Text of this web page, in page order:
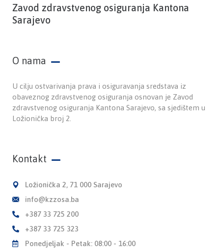
Zavod zdravstvenog osiguranja Kantona
Sarajevo
O nama
U cilju ostvarivanja prava i osiguravanja sredstava iz
obaveznog zdravstvenog osiguranja osnovan je Zavod
zdravstvenog osiguranja Kantona Sarajevo, sa sjedištem u
Ložionička broj 2.
Kontakt
Ložionička 2, 71 000 Sarajevo
info@kzzosa.ba
+387 33 725 200
+387 33 725 323
Ponedjeljak - Petak: 08:00 - 16:00